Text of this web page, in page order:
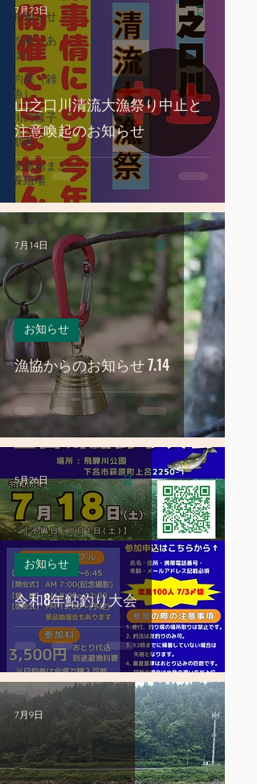
お知らせ
釣果（あ
ゆ）
釣果（雑
魚）
川の様子
動画
麦島あまご
養殖場
山之口川清流大漁祭り中止と
注意喚起のお知らせ
7月23日
漁協からのお知らせ 7.14
お知らせ
7月14日
令和8年鮎釣り大会
お知らせ
5月26日
7月9日